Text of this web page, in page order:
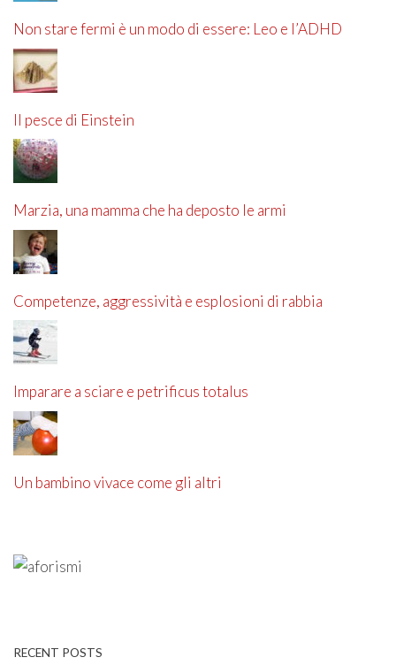
Non stare fermi è un modo di essere: Leo e l’ADHD
Il pesce di Einstein
Marzia, una mamma che ha deposto le armi
Competenze, aggressività e esplosioni di rabbia
Imparare a sciare e petrificus totalus
Un bambino vivace come gli altri
RECENT POSTS